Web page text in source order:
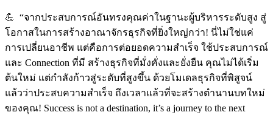
💪 “จากประสบการณ์อันทรงคุณค่าในฐานะผู้บริหารระดับสูง สู่
โอกาสในการสร้างอาณาจักรธุรกิจที่ยิ่งใหญ่กว่า! นี่ไม่ใช่แค่
การเปลี่ยนอาชีพ แต่คือการต่อยอดความสำเร็จ ใช้ประสบการณ์
และ Connection ที่มี สร้างธุรกิจที่มั่งคั่งและยั่งยืน คุณไม่ได้เริ่ม
ต้นใหม่ แต่กำลังก้าวสู่ระดับที่สูงขึ้น ด้วยโมเดลธุรกิจที่พิสูจน์
แล้วว่าประสบความสำเร็จ ถึงเวลาแล้วที่จะสร้างตำนานบทใหม่
ของคุณ! Success is not a destination, it’s a journey to the next